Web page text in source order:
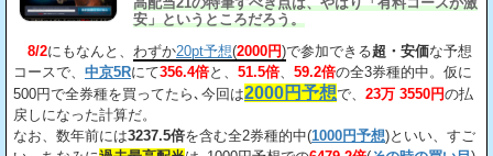
安」というところだろう。
8/2にもなんと、 わずか20pt予想(2000円)で参加できる超・安価な予想
コースで、 中京5Rにて356.4倍と、 51.5倍、 59.2倍の全3券種的中。仮に
500円で全券種を買ってたら､今回は2000円予想で、 23万 3550円の払
戻しになった計算だ。
なお、数年前には3237.5倍を含む全2券種的中(1000円予想)といい、すご